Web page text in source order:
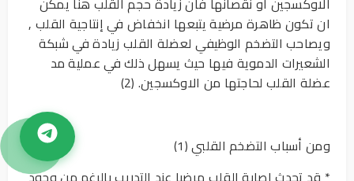
ان تكون ظاهرة مرضية يتبعها انخفاض في إنتاجية القلب ,
ويصاحب التضخم الوظيفي لعضلة القلب زيادة في شبكة
الشعيرات الدموية فيها حيث يسهل ذلك في عملية مد
عضلة القلب لحاجتها من الاوكسجين. (2)
ومن أسباب التضخم القلبي (1)